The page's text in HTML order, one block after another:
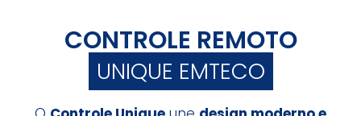
CONTROLE REMOTO
UNIQUE EMTECO